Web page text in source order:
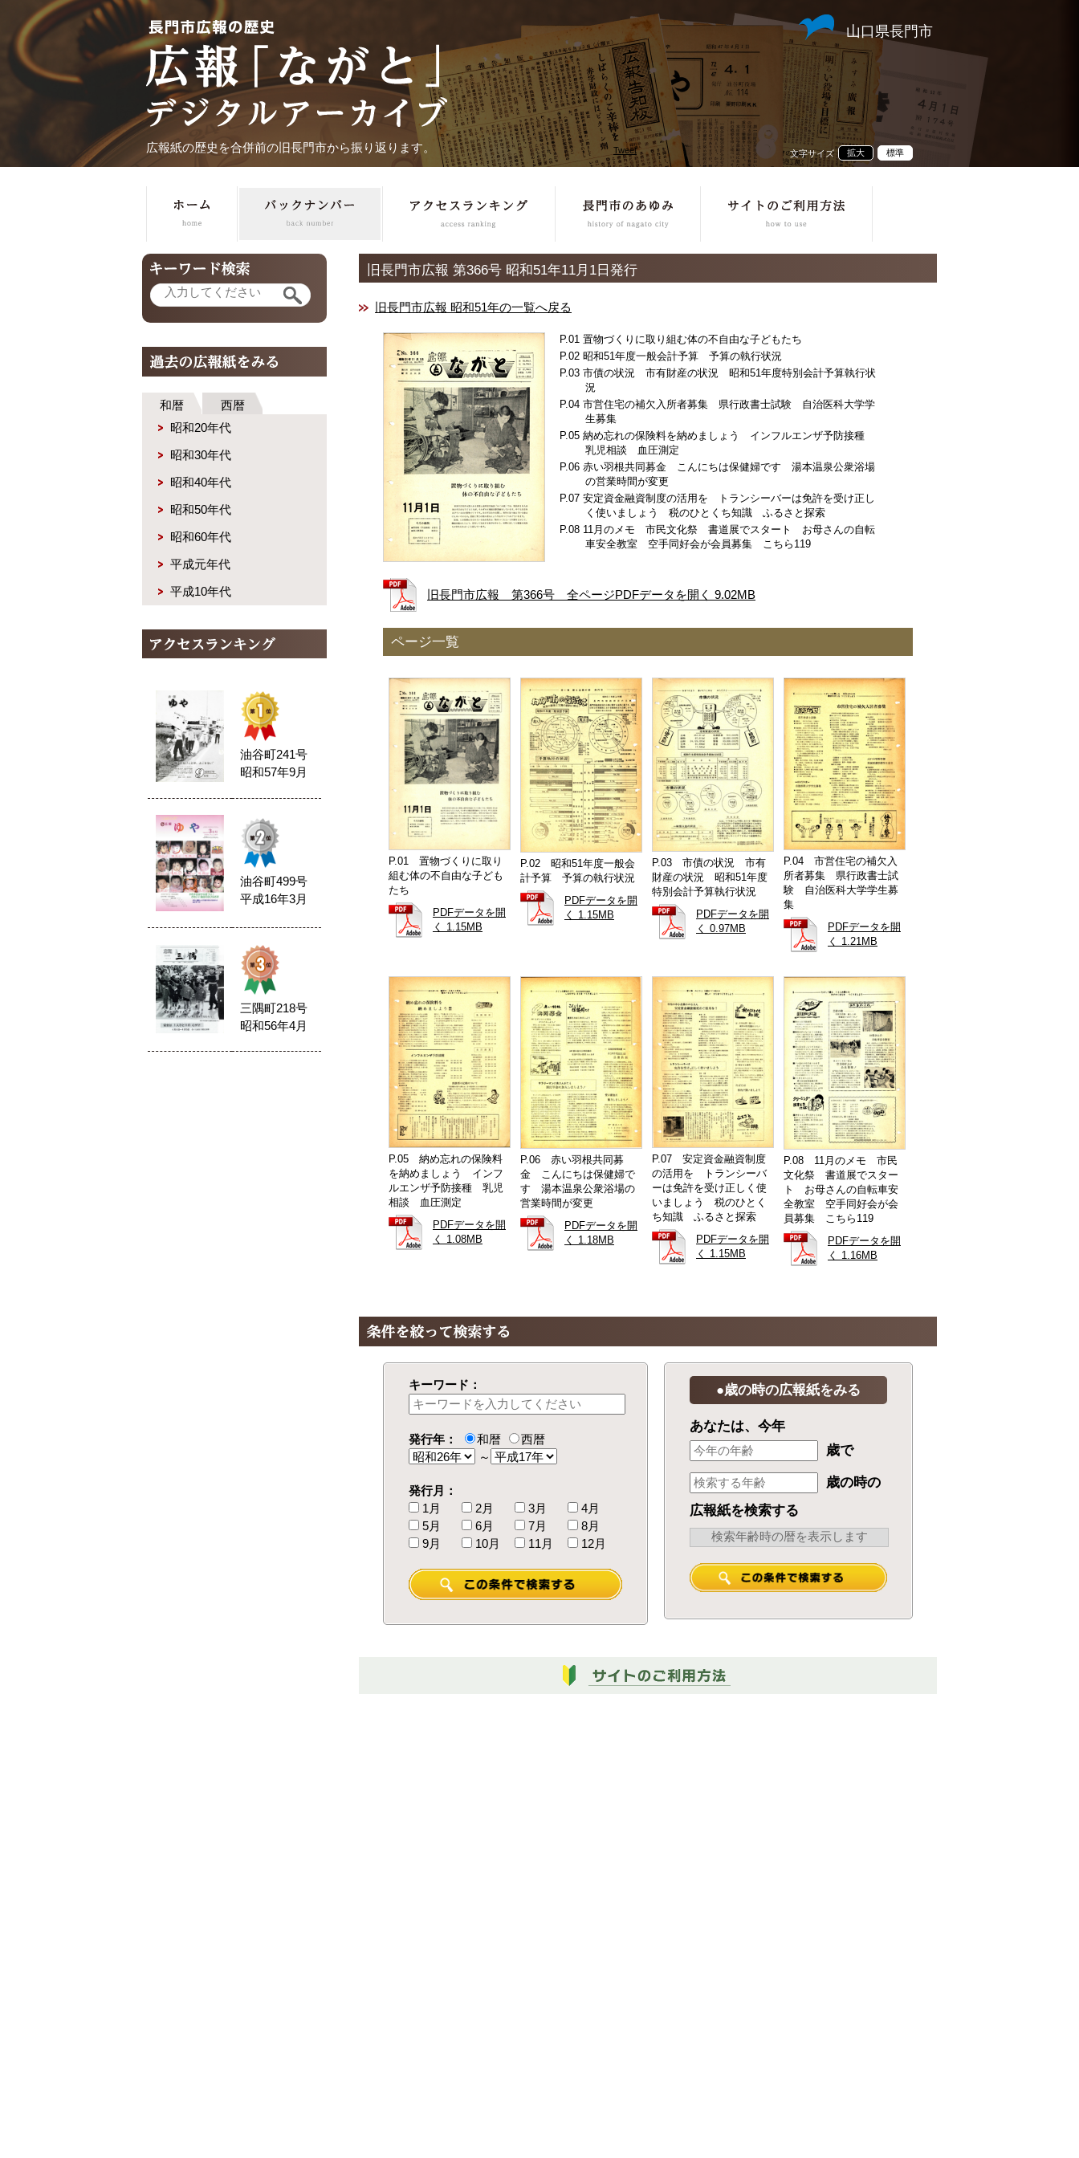
山口県長門市
広報紙の歴史を合併前の旧長門市から振り返ります。 Tweet 文字サイズ 標準
拡大
和暦
西暦
昭和20年代
昭和30年代
昭和40年代
昭和50年代
昭和60年代
平成元年代
平成10年代
油谷町241号
昭和57年9月
油谷町499号
平成16年3月
三隅町218号
昭和56年4月
旧長門市広報 第366号 昭和51年11月1日発行
旧長門市広報 昭和51年の一覧へ戻る
置物づくりに取り組む体の不自由な子どもたち
昭和51年度一般会計予算 予算の執行状況
市債の状況 市有財産の状況 昭和51年度特別会計予算執行状
況
市営住宅の補欠入所者募集 県行政書士試験 自治医科大学学
生募集
納め忘れの保険料を納めましょう インフルエンザ予防接種
乳児相談 血圧測定
赤い羽根共同募金 こんにちは保健婦です 湯本温泉公衆浴場
の営業時間が変更
安定資金融資制度の活用を トランシーバーは免許を受け正し
く使いましょう 税のひとくち知識 ふるさと探索
11月のメモ 市民文化祭 書道展でスタート お母さんの自転
車安全教室 空手同好会が会員募集 こちら119
旧長門市広報 第366号 全ページPDFデータを開く 9.02MB
ページ一覧
P.01 置物づくりに取り
組む体の不自由な子ども
たち
PDFデータを開
く 1.15MB
P.02 昭和51年度一般会
計予算 予算の執行状況
PDFデータを開
く 1.15MB
P.03 市債の状況 市有
財産の状況 昭和51年度
特別会計予算執行状況
PDFデータを開
く 0.97MB
P.04 市営住宅の補欠入
所者募集 県行政書士試
験 自治医科大学学生募
集
PDFデータを開
く 1.21MB
P.05 納め忘れの保険料
を納めましょう インフ
ルエンザ予防接種 乳児
相談 血圧測定
PDFデータを開
く 1.08MB
P.06 赤い羽根共同募
金 こんにちは保健婦で
す 湯本温泉公衆浴場の
営業時間が変更
PDFデータを開
く 1.18MB
P.07 安定資金融資制度
の活用を トランシーバ
ーは免許を受け正しく使
いましょう 税のひとく
ち知識 ふるさと探索
PDFデータを開
く 1.15MB
P.08 11月のメモ 市民
文化祭 書道展でスター
ト お母さんの自転車安
全教室 空手同好会が会
員募集 こちら119
PDFデータを開
く 1.16MB
キーワード：
発行年： 和暦
西暦
～
発行月：
1月
2月 3月
4月
5月
6月 7月
8月
9月
10月 11月 12月
●歳の時の広報紙をみる
あなたは、今年
歳で
歳の時の
広報紙を検索する